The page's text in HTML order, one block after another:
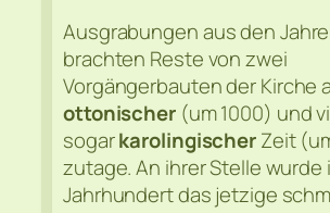
Ausgrabungen aus den
brachten Reste von zwei
Vorgängerbauten der Kirche
ottonischer(um 1000) und
sogarkarolingischerZeit
zutage. An ihrer Stelle wurde
Jahrhundert das jetzige